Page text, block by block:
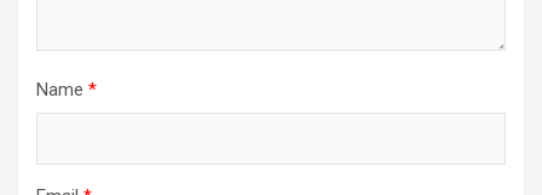
Name *